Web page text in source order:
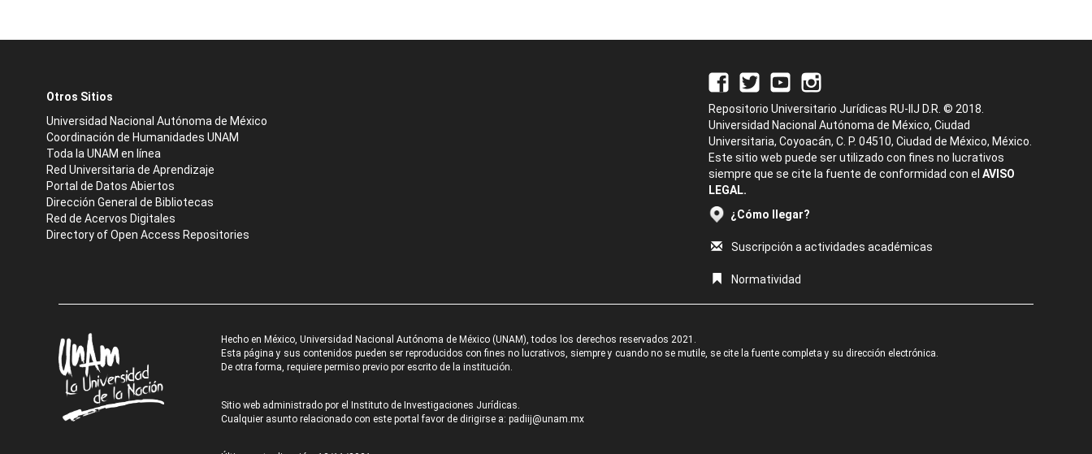
Otros Sitios
Universidad Nacional Autónoma de México
Coordinación de Humanidades UNAM
Toda la UNAM en línea
Red Universitaria de Aprendizaje
Portal de Datos Abiertos
Dirección General de Bibliotecas
Red de Acervos Digitales
Directory of Open Access Repositories
Repositorio Universitario Jurídicas RU-IIJ D.R. © 2018.
Universidad Nacional Autónoma de México, Ciudad
Universitaria, Coyoacán, C. P. 04510, Ciudad de México, México.
Este sitio web puede ser utilizado con fines no lucrativos
siempre que se cite la fuente de conformidad con el AVISO
LEGAL.
¿Cómo llegar?
Suscripción a actividades académicas
Normatividad
Hecho en México, Universidad Nacional Autónoma de México (UNAM), todos los derechos reservados 2021.
Esta página y sus contenidos pueden ser reproducidos con fines no lucrativos, siempre y cuando no se mutile, se cite la fuente completa y su dirección electrónica.
De otra forma, requiere permiso previo por escrito de la institución.
Sitio web administrado por el Instituto de Investigaciones Jurídicas.
Cualquier asunto relacionado con este portal favor de dirigirse a: padiij@unam.mx